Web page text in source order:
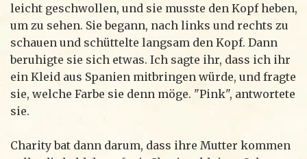
leicht geschwollen, und sie musste den Kopf heben,
um zu sehen. Sie begann, nach links und rechts zu
schauen und schüttelte langsam den Kopf. Dann
beruhigte sie sich etwas. Ich sagte ihr, dass ich ihr
ein Kleid aus Spanien mitbringen würde, und fragte
sie, welche Farbe sie denn möge. "Pink", antwortete
sie.
Charity bat dann darum, dass ihre Mutter kommen